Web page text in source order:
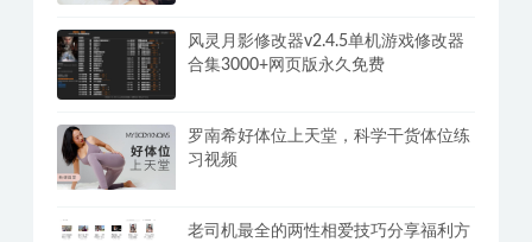
风灵月影修改器v2.4.5单机游戏修改器
合集3000+网页版永久免费
罗南希好体位上天堂，科学干货体位练
习视频
老司机最全的两性相爱技巧分享福利方